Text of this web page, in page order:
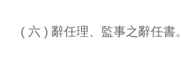
( 六 ) 辭任理、監事之辭任書